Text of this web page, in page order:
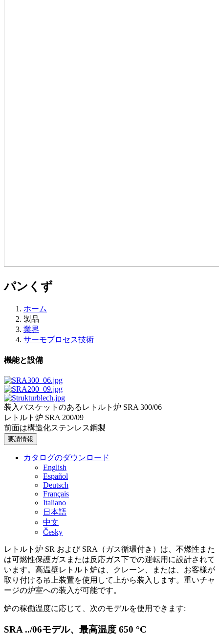
パンくず
ホーム
製品
業界
サーモプロセス技術
機能と設備
装入バスケットのあるレトルト炉 SRA 300/06
レトルト炉 SRA 200/09
前面は構造化ステンレス鋼製
要請情報
カタログのダウンロード
English
Español
Deutsch
Français
Italiano
日本語
中文
Česky
レトルト炉 SR および SRA（ガス循環付き）は、不燃性また
は可燃性保護ガスまたは反応ガス下での運転用に設計されて
います。高温壁レトルト炉は、クレーン、または、お客様が
取り付ける吊上装置を使用して上から装入します。重いチャ
ージの炉室への装入が可能です。
炉の稼働温度に応じて、次のモデルを使用できます:
SRA ../06モデル、最高温度 650 °C